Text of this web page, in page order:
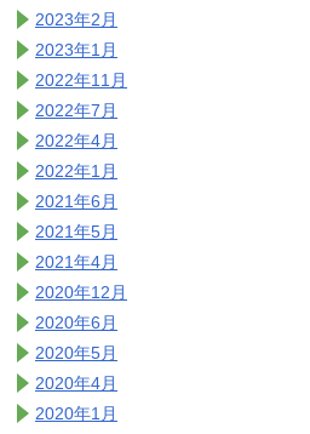
2023年2月
2023年1月
2022年11月
2022年7月
2022年4月
2022年1月
2021年6月
2021年5月
2021年4月
2020年12月
2020年6月
2020年5月
2020年4月
2020年1月